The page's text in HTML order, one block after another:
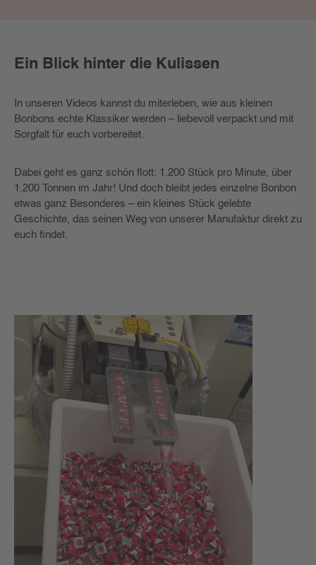
Ein Blick hinter die Kulissen
In unseren Videos kannst du miterleben, wie aus kleinen
Bonbons echte Klassiker werden – liebevoll verpackt und mit
Sorgfalt für euch vorbereitet.
Dabei geht es ganz schön flott: 1.200 Stück pro Minute, über
1.200 Tonnen im Jahr! Und doch bleibt jedes einzelne Bonbon
etwas ganz Besonderes – ein kleines Stück gelebte
Geschichte, das seinen Weg von unserer Manufaktur direkt zu
euch findet.